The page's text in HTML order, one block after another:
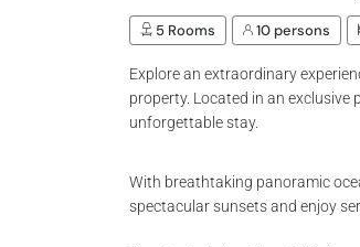
5 Rooms 10 persons
Explore an extraordinary
property. Located in an
unforgettable stay.
With breathtaking panoramic
spectacular sunsets and enjoy